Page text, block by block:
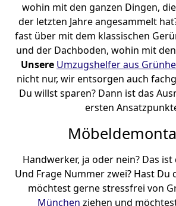
wohin mit den ganzen Dingen,
der letzten Jahre angesammelt
fast über mit dem klassischen
und der Dachboden, wohin mit
Unsere Umzugshelfer aus
nicht nur, wir entsorgen auch
Du willst sparen? Dann ist das
ersten
Handwerker, ja oder nein? Das ist
Und Frage Nummer zwei? Hast Du
möchtest gerne stressfrei von
München ziehen und